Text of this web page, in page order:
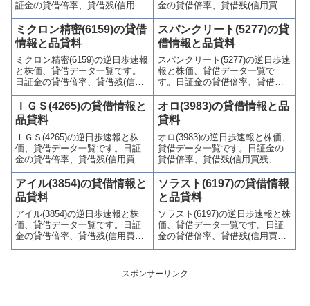
証金の貸借倍率、貸借残(信用買
残、信用売残)、品貸料(逆日
歩)、東証の週末残高、規制(注意
喚起・申込停止)など、空売り関
連情報を集計し、図解でわかり
やすくまとめて掲載していま
す。
金の貸借倍率、貸借残(信用買
残、信用売残)、品貸料(逆日
歩)、東証の週末残高、規制(注意
喚起・申込停止)など、空売り関
連情報を集計し、図解でわかり
やすくまとめて掲載していま
す。
ミクロン精密(6159)の貸借
情報と品貸料
ミクロン精密(6159)の逆日歩速報
と株価、貸借データ一覧です。
日証金の貸借倍率、貸借残(信用
買残、信用売残)、品貸料(逆日
歩)、東証の週末残高、規制(注意
喚起・申込停止)など、空売り関
連情報を集計し、図解でわかり
やすくまとめて掲載していま
す。
スパンクリート(5277)の貸
借情報と品貸料
スパンクリート(5277)の逆日歩速
報と株価、貸借データ一覧で
す。日証金の貸借倍率、貸借残
(信用買残、信用売残)、品貸料
(逆日歩)、東証の週末残高、規制
(注意喚起・申込停止)など、空売
り関連情報を集計し、図解でわ
かりやすくまとめて掲載してい
ます。
ＩＧＳ(4265)の貸借情報と
品貸料
ＩＧＳ(4265)の逆日歩速報と株
価、貸借データ一覧です。日証
金の貸借倍率、貸借残(信用買
残、信用売残)、品貸料(逆日
歩)、東証の週末残高、規制(注意
喚起・申込停止)など、空売り関
連情報を集計し、図解でわかり
やすくまとめて掲載していま
す。
オロ(3983)の貸借情報と品
貸料
オロ(3983)の逆日歩速報と株価、
貸借データ一覧です。日証金の
貸借倍率、貸借残(信用買残、信
用売残)、品貸料(逆日歩)、東証
の週末残高、規制(注意喚起・申
込停止)など、空売り関連情報を
集計し、図解でわかりやすくま
とめて掲載しています。
アイル(3854)の貸借情報と
品貸料
アイル(3854)の逆日歩速報と株
価、貸借データ一覧です。日証
金の貸借倍率、貸借残(信用買
残、信用売残)、品貸料(逆日
喚起・申込停止)など、空売り関
連情報を集計し、図解でわかり
ソラスト(6197)の貸借情報
と品貸料
ソラスト(6197)の逆日歩速報と株
価、貸借データ一覧です。日証
金の貸借倍率、貸借残(信用買
残、信用売残)、品貸料(逆日
喚起・申込停止)など、空売り関
連情報を集計し、図解でわかり
スポンサーリンク